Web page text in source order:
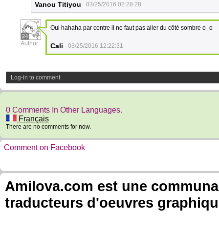
Vanou Titiyou 03/25/2016 02:28:28
24
Author
Oui hahaha par contre il ne faut pas aller du côté sombre o_o
Cali 03/25/2016 12:22:31
Log-in to comment
0 Comments In Other Languages.
Français
There are no comments for now.
Comment on Facebook
Amilova.com est une
traducteurs d'oeuvres